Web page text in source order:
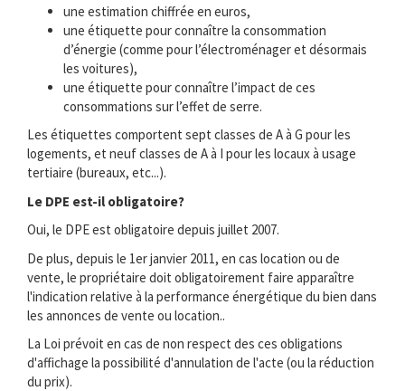
une estimation chiffrée en euros,
une étiquette pour connaître la consommation
d’énergie (comme pour l’électroménager et désormais
les voitures),
une étiquette pour connaître l’impact de ces
consommations sur l’effet de serre.
Les étiquettes comportent sept classes de A à G pour les
logements, et neuf classes de A à I pour les locaux à usage
tertiaire (bureaux, etc...).
Le DPE est-il obligatoire?
Oui, le DPE est obligatoire depuis juillet 2007.
De plus, depuis le 1er janvier 2011, en cas location ou de
vente, le propriétaire doit obligatoirement faire apparaître
l'indication relative à la performance énergétique du bien dans
les annonces de vente ou location..
La Loi prévoit en cas de non respect des ces obligations
d'affichage la possibilité d'annulation de l'acte (ou la réduction
du prix).